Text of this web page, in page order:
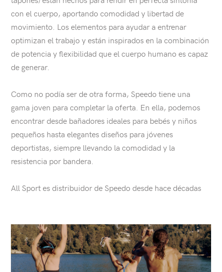
con el cuerpo, aportando comodidad y libertad de
movimiento. Los elementos para ayudar a entrenar
optimizan el trabajo y están inspirados en la combinación
de potencia y flexibilidad que el cuerpo humano es capaz
de generar.
Como no podía ser de otra forma, Speedo tiene una
gama joven para completar la oferta. En ella, podemos
encontrar desde bañadores ideales para bebés y niños
pequeños hasta elegantes diseños para jóvenes
deportistas, siempre llevando la comodidad y la
resistencia por bandera.
All Sport es distribuidor de Speedo desde hace décadas
articles.list
Ver
artículo:
NEVER
FEAR
FAILURE:
FOUR